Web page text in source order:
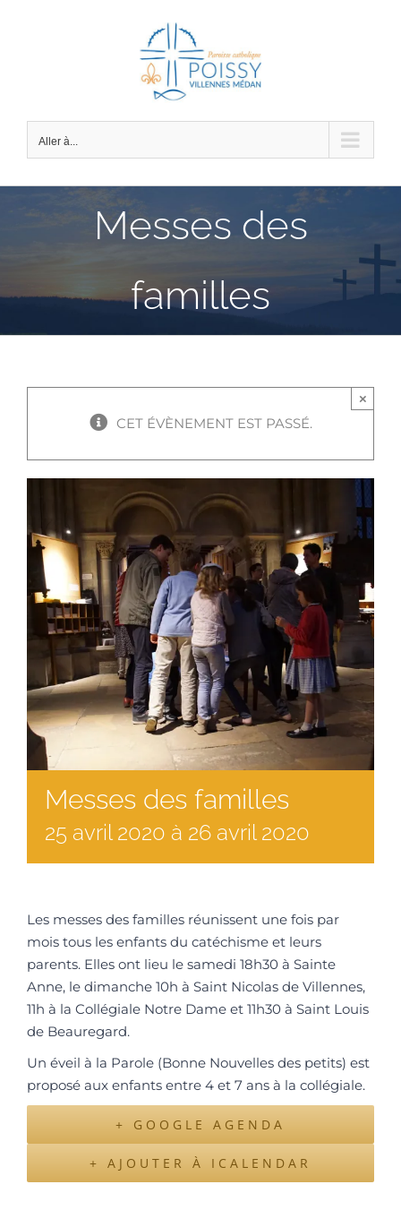
Aller à...
Messes des
familles
CET ÉVÈNEMENT EST PASSÉ.
×
Messes des familles
25 avril 2020 à 26 avril 2020
Les messes des familles réunissent une fois par
mois tous les enfants du catéchisme et leurs
parents. Elles ont lieu le samedi 18h30 à Sainte
Anne, le dimanche 10h à Saint Nicolas de Villennes,
11h à la Collégiale Notre Dame et 11h30 à Saint Louis
de Beauregard.
Un éveil à la Parole (Bonne Nouvelles des petits) est
proposé aux enfants entre 4 et 7 ans à la collégiale.
+ GOOGLE AGENDA
+ AJOUTER À ICALENDAR